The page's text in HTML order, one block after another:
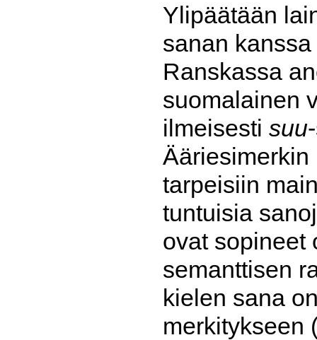
Ylipäätään
sanan
Ranskassa
suomalainen
ilmeisestisuu
tarpeisiin
tuntuisia
ovat sopineet
semanttisen
kielen sana
merkitykseen